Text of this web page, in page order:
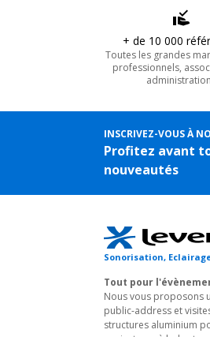
+ de 10 000
Toutes les grandes
professionnels,
INSCRIVEZ-VOUS À
Profitez avant
nouveautés
Sonorisation,
Tout pour
Nous vous proposons
public-address et
structures aluminium